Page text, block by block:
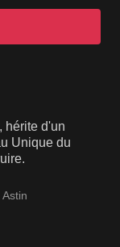
hérite d'un
Unique du
Astin